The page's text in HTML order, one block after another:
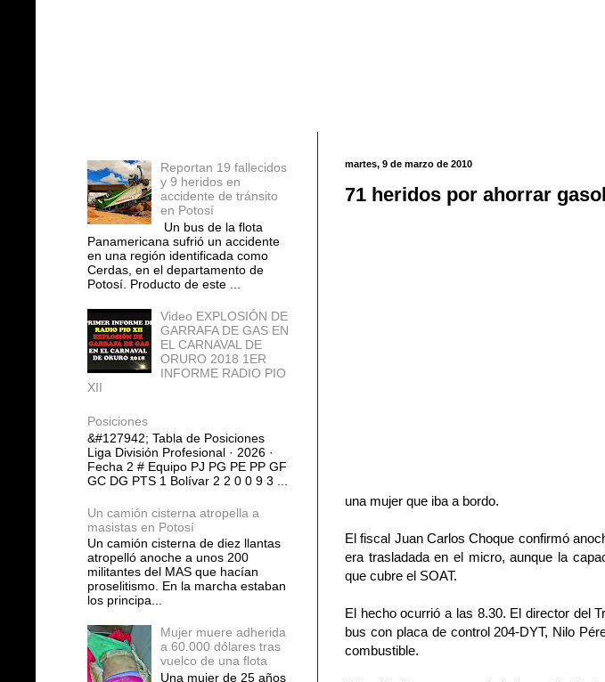
martes, 9 de marzo de 2010
71 heridos por ahorrar
una mujer que iba a bordo.
El fiscal Juan Carlos Choque confirmó
era trasladada en el micro, aunque la
que cubre el SOAT.
El hecho ocurrió a las 8.30. El director del
bus con placa de control 204-DYT, Nilo
combustible.
Reportan 19 fallecidos
y 9 heridos en
accidente de tránsito
en Potosí
Un bus de la flota
Panamericana sufrió un accidente
en una región identificada como
Cerdas, en el departamento de
Potosí. Producto de este ...
Video EXPLOSIÓN DE
GARRAFA DE GAS EN
EL CARNAVAL DE
ORURO 2018 1ER
INFORME RADIO PIO
XII
Posiciones
&#127942; Tabla de Posiciones
Liga División Profesional · 2026 ·
Fecha 2 # Equipo PJ PG PE PP GF
GC DG PTS 1 Bolívar 2 2 0 0 9 3 ...
Un camión cisterna atropella a
masistas en Potosí
Un camión cisterna de diez llantas
atropelló anoche a unos 200
militantes del MAS que hacían
proselitismo. En la marcha estaban
los principa...
Mujer muere adherida
a 60.000 dólares tras
vuelco de una flota
Una mujer de 25 años